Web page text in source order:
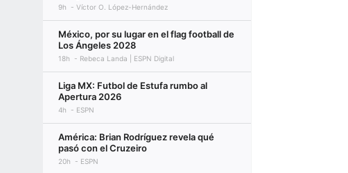
9h Víctor O. López-Hernández
México, por su lugar en el flag football de
Los Ángeles 2028
18h Rebeca Landa | ESPN Digital
Liga MX: Futbol de Estufa rumbo al
Apertura 2026
4h ESPN
América: Brian Rodríguez revela qué
pasó con el Cruzeiro
20h ESPN